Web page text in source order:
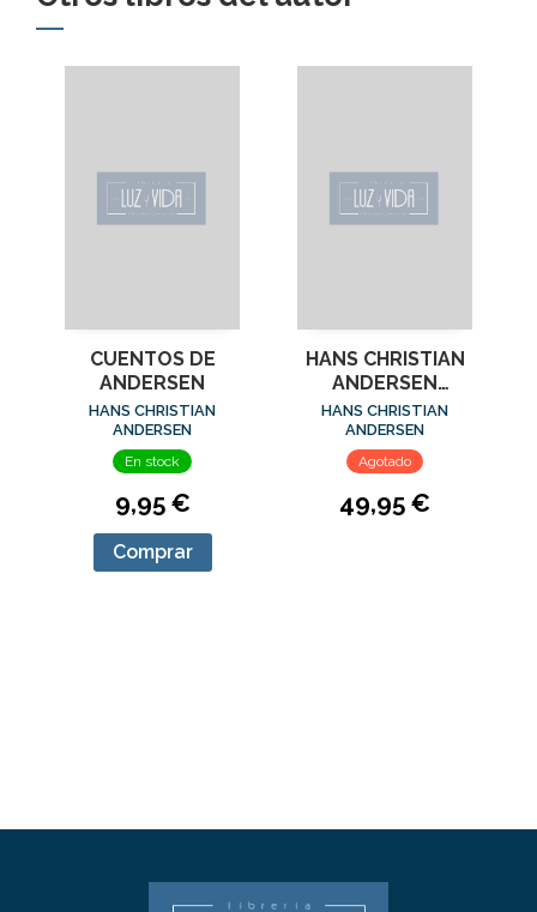
CUENTOS DE
ANDERSEN
HANS CHRISTIAN
ANDERSEN
En stock
9,95 €
Comprar
HANS CHRISTIAN
ANDERSEN
(EDICION
ANOTADA)
HANS CHRISTIAN
ANDERSEN
Agotado
49,95 €